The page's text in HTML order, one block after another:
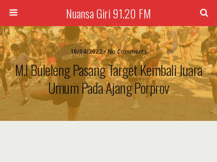
Nuansa Giri 91.20 FM
18/04/2022 • No Comments
M.I Buleleng Pasang Target Kembali Juara
Umum Pada Ajang Porprov